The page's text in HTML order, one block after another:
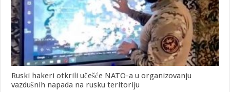
Ruski hakeri otkrili učešće NATO-a u organizovanju
vazdušnih napada na rusku teritoriju